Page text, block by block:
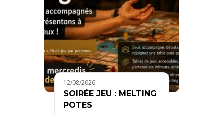
12/08/2026
SOIRÉE JEU : MELTING
POTES